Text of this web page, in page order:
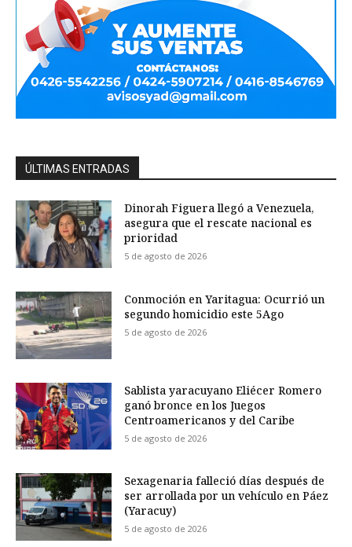
ÚLTIMAS ENTRADAS
Dinorah Figuera llegó a Venezuela,
asegura que el rescate nacional es
prioridad
5 de agosto de 2026
Conmoción en Yaritagua: Ocurrió un
segundo homicidio este 5Ago
5 de agosto de 2026
Sablista yaracuyano Eliécer Romero
ganó bronce en los Juegos
Centroamericanos y del Caribe
5 de agosto de 2026
Sexagenaria falleció días después de
ser arrollada por un vehículo en Páez
(Yaracuy)
5 de agosto de 2026